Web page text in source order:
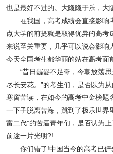
也是最好不过的。大隐隐于乐，大
在我国，高考成绩会直接影响
点大学的前提就是取得优异的高考
来说至关重要，几乎可以说会影响
今天全国考生都华丽的站在高考面
“昔日龌龊不足夸，今朝放荡思
尽长安花。”的考生们，是否以为
寒窗苦读，在如今的高考中金榜题
一下子脱离苦海，跳到了极乐世界
富二代”的苦逼青年们，是否认为
前途一片光明?!
你们错了!中国当今的高考已俨